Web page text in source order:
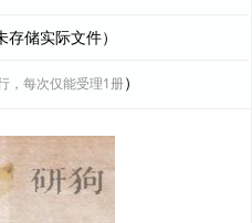
储实际文件）
，每次仅能受理1册）